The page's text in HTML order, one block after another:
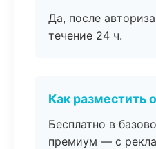
Да, после
течение 24 ч.
Как разместить
Бесплатно в
премиум — с